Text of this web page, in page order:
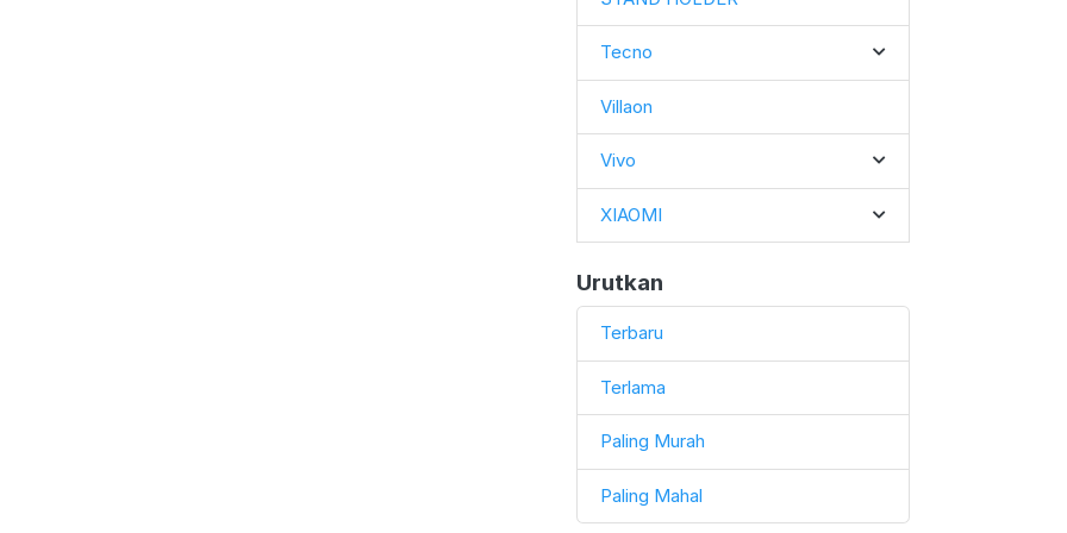
Tecno
Villaon
Vivo
XIAOMI
Urutkan
Terbaru
Terlama
Paling Murah
Paling Mahal